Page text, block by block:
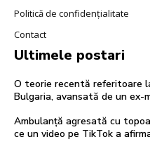
Politică de confidențialitate
Contact
Ultimele postari
O teorie recentă referitoare
Bulgaria, avansată de un ex-
Ambulanță agresată cu
ce un video pe TikTok a